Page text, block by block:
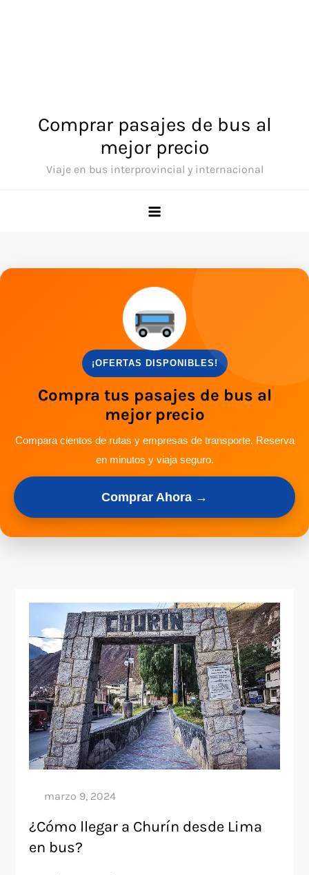
Comprar pasajes de bus al
mejor precio
Viaje en bus interprovincial y internacional
¡OFERTAS DISPONIBLES!
Compra tus pasajes de bus al
mejor precio
Compara cientos de rutas y empresas de transporte. Reserva
en minutos y viaja seguro.
Comprar Ahora →
¿Cómo llegar a Churín desde Lima
en bus?